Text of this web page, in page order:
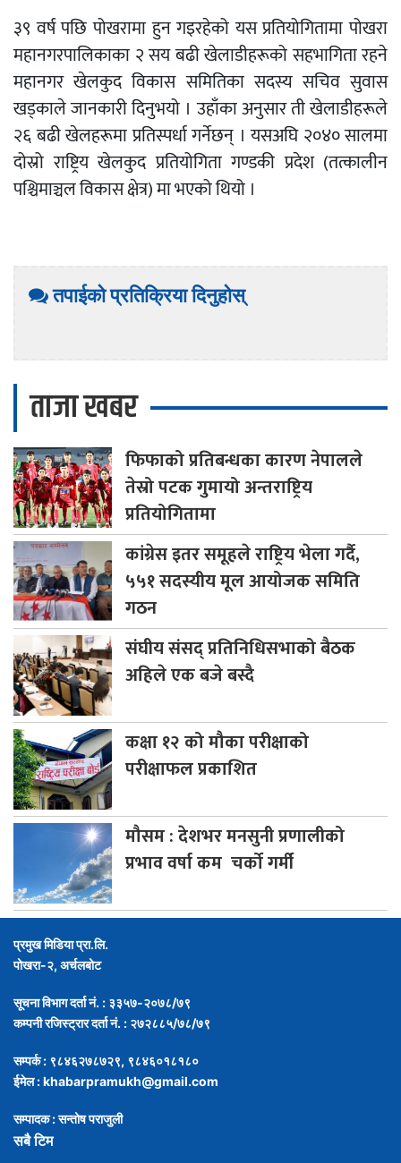
३९ वर्ष पछि पोखरामा हुन गइरहेको यस प्रतियोगितामा पोखरा
महानगरपालिकाका २ सय बढी खेलाडीहरूको सहभागिता रहने
महानगर खेलकुद विकास समितिका सदस्य सचिव सुवास
खड्काले जानकारी दिनुभयो । उहाँका अनुसार ती खेलाडीहरूले
२६ बढी खेलहरूमा प्रतिस्पर्धा गर्नेछन् । यसअघि २०४० सालमा
दोस्रो राष्ट्रिय खेलकुद प्रतियोगिता गण्डकी प्रदेश (तत्कालीन
पश्चिमाञ्चल विकास क्षेत्र) मा भएको थियो ।
तपाईको प्रतिक्रिया दिनुहोस्
ताजा खबर
फिफाकोप्रतिबन्धका कारण नेपालले
तेस्रो पटक गुमायो अन्तराष्ट्रिय
प्रतियोगितामा
कांग्रेसइतर समूहले राष्ट्रिय भेला गर्दै,
५५१ सदस्यीय मूल आयोजक समिति
गठन
संघीयसंसद् प्रतिनिधिसभाको बैठक
अहिले एक बजे बस्दै
कक्षा१२ को मौका परीक्षाको
परीक्षाफल प्रकाशित
मौसम: देशभर मनसुनी प्रणालीको
प्रभाव वर्षा कम चर्को गर्मी
प्रमुख मिडिया प्रा.लि.
पोखरा-२, अर्चलबोट
सूचना विभाग दर्ता नं. : ३३५७-२०७८/७९
कम्पनी रजिस्ट्रार दर्ता नं. : २७२८८५/७८/७९
सम्पर्क : ९८४६२७८७२९, ९८४६०१८१८०
ईमेल :khabarpramukh@gmail.com
सम्पादक : सन्तोष पराजुली
सबै टिम